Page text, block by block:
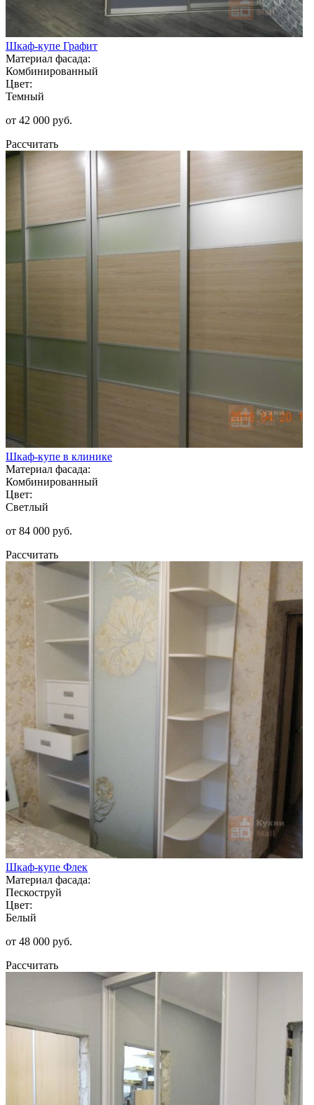
Шкаф-купе Графит
Материал фасада:
Комбинированный
Цвет:
Темный
от 42 000 руб.
Рассчитать
Шкаф-купе в клинике
Материал фасада:
Комбинированный
Цвет:
Светлый
от 84 000 руб.
Рассчитать
Шкаф-купе Флек
Материал фасада:
Пескоструй
Цвет:
Белый
от 48 000 руб.
Рассчитать